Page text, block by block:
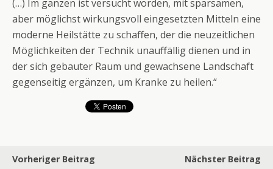
(…) Im ganzen ist versucht worden, mit sparsamen,
aber möglichst wirkungsvoll eingesetzten Mitteln eine
moderne Heilstätte zu schaffen, der die neuzeitlichen
Möglichkeiten der Technik unauffällig dienen und in
der sich gebauter Raum und gewachsene Landschaft
gegenseitig ergänzen, um Kranke zu heilen.“
Vorheriger Beitrag
Nächster Beitrag